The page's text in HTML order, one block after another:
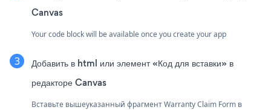
Canvas
Your code block will be available once you create your app
Добавить в html или элемент «Код для вставки» в
редакторе Canvas
Вставьте вышеуказанный фрагмент Warranty Claim Form в